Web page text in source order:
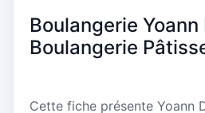
Boulangerie
Boulangerie
Cette fiche présente Yoann